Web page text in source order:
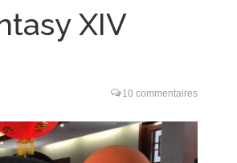
XIV
10 commentaires